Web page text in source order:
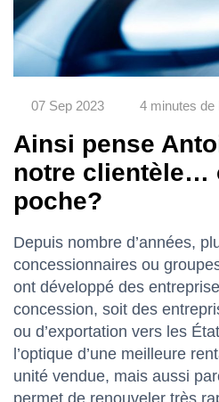
07 Sep 2023 4 minutes de
Ainsi pense
notre clientèle…
poche?
Depuis nombre d’années,
concessionnaires ou
ont développé des
concession, soit des
ou d’exportation vers les
l’optique d’une meilleure
unité vendue, mais aussi